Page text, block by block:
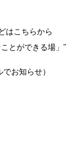
はこちらから
とができる場」"
お知らせ）